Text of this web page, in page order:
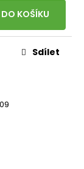
DO KOŠÍKU
Sdílet